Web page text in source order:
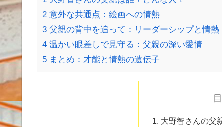
2 意外な共通点：絵画への情熱
3 父親の背中を追って：リーダーシップと情熱
4 温かい眼差しで見守る：父親の深い愛情
5 まとめ：才能と情熱の遺伝子
大野智さんの父